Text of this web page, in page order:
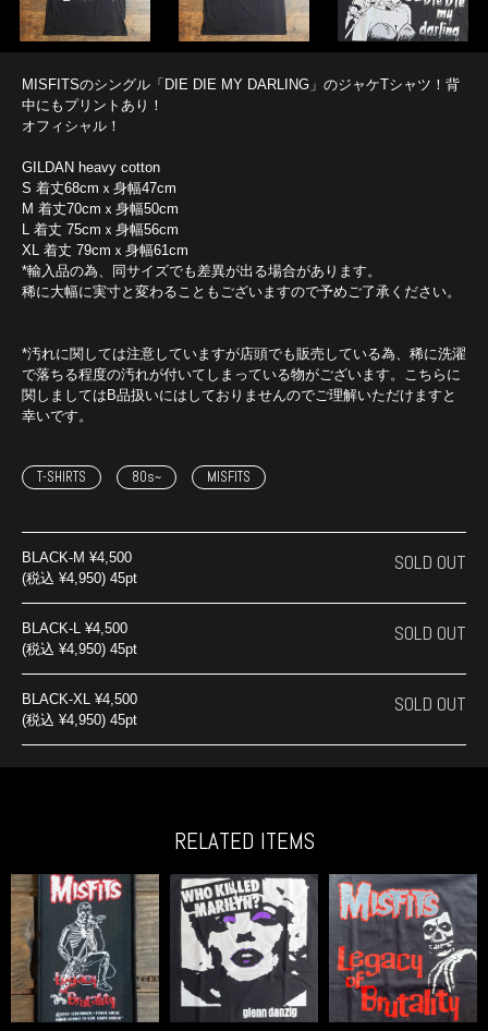
MISFITSのシングル「DIE DIE MY DARLING」のジャケTシャツ！背
中にもプリントあり！
オフィシャル！
GILDAN heavy cotton
S 着丈68cmｘ身幅47cm
M 着丈70cmｘ身幅50cm
L 着丈 75cmｘ身幅56cm
XL 着丈 79cmｘ身幅61cm
*輸入品の為、同サイズでも差異が出る場合があります。
稀に大幅に実寸と変わることもございますので予めご了承ください。
*汚れに関しては注意していますが店頭でも販売している為、稀に洗濯
で落ちる程度の汚れが付いてしまっている物がございます。こちらに
関しましてはB品扱いにはしておりませんのでご理解いただけますと
幸いです。
T-SHIRTS 80s~ MISFITS
BLACK-M ¥4,500
(税込 ¥4,950) 45pt
SOLD OUT
BLACK-L ¥4,500
(税込 ¥4,950) 45pt
SOLD OUT
BLACK-XL ¥4,500
(税込 ¥4,950) 45pt
SOLD OUT
RELATED ITEMS